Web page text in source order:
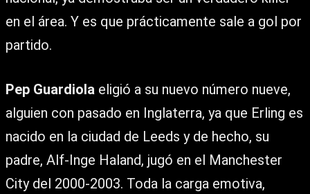
en el área. Y es que prácticamente sale a gol por
partido.
Pep Guardiola eligió a su nuevo número nueve,
alguien con pasado en Inglaterra, ya que Erling es
nacido en la ciudad de Leeds y de hecho, su
padre, Alf-Inge Haland, jugó en el Manchester
City del 2000-2003. Toda la carga emotiva,